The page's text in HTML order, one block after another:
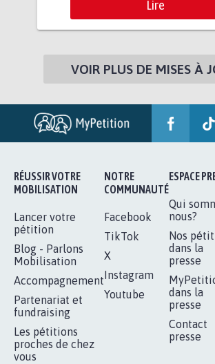
Lire
VOIR PLUS DE MISES À
RÉUSSIR VOTRE
MOBILISATION
Lancer votre
pétition
Blog - Parlons
Mobilisation
Accompagnement
Partenariat et
fundraising
Les pétitions
proches de chez
vous
NOTRE
COMMUNAUTÉ
Facebook
TikTok
X
Instagram
Youtube
ESPACE
Qui
nous?
Nos
dans la
presse
dans la
presse
Contact
presse